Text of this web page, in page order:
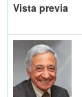
Vista previa